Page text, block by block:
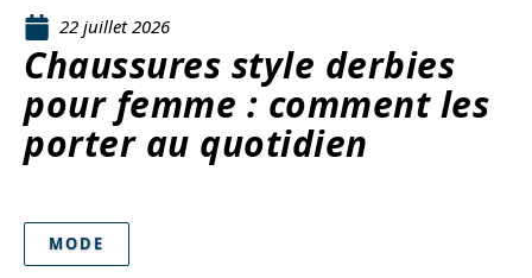
22 juillet 2026
Chaussures style derbies
pour femme : comment les
porter au quotidien
MODE